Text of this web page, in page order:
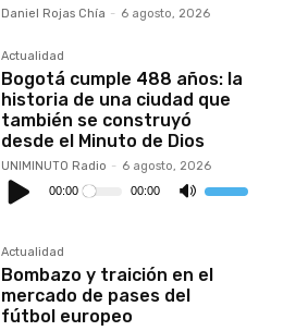
Daniel Rojas Chía - 6 agosto, 2026
Actualidad
Bogotá cumple 488 años: la
historia de una ciudad que
también se construyó
desde el Minuto de Dios
UNIMINUTO Radio - 6 agosto, 2026
Reproductor
de
audio
00:00 00:00
Utiliza
para
Actualidad
Bombazo y traición en el
mercado de pases del
fútbol europeo